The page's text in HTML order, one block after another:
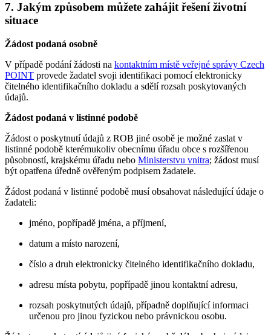
7. Jakým způsobem můžete zahájit řešení životní
situace
Žádost podaná osobně
V případě podání žádosti na kontaktním místě veřejné správy Czech
POINT provede žadatel svoji identifikaci pomocí elektronicky
čitelného identifikačního dokladu a sdělí rozsah poskytovaných
údajů.
Žádost podaná v listinné podobě
Žádost o poskytnutí údajů z ROB jiné osobě je možné zaslat v
listinné podobě kterémukoliv obecnímu úřadu obce s rozšířenou
působností, krajskému úřadu nebo Ministerstvu vnitra; žádost musí
být opatřena úředně ověřeným podpisem žadatele.
Žádost podaná v listinné podobě musí obsahovat následující údaje o
žadateli:
jméno, popřípadě jména, a příjmení,
datum a místo narození,
číslo a druh elektronicky čitelného identifikačního dokladu,
adresu místa pobytu, popřípadě jinou kontaktní adresu,
rozsah poskytnutých údajů, případně doplňující informaci
určenou pro jinou fyzickou nebo právnickou osobu.